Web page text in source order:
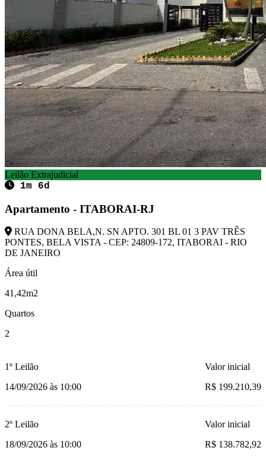
Leilão Extrajudicial
1m 6d
Apartamento - ITABORAI-RJ
RUA DONA BELA,N. SN APTO. 301 BL 01 3 PAV TRÊS
PONTES, BELA VISTA - CEP: 24809-172, ITABORAI - RIO
DE JANEIRO
Área útil
41,42m2
Quartos
2
1º Leilão
14/09/2026 às 10:00
Valor inicial
R$ 199.210,39
2º Leilão
18/09/2026 às 10:00
Valor inicial
R$ 138.782,92